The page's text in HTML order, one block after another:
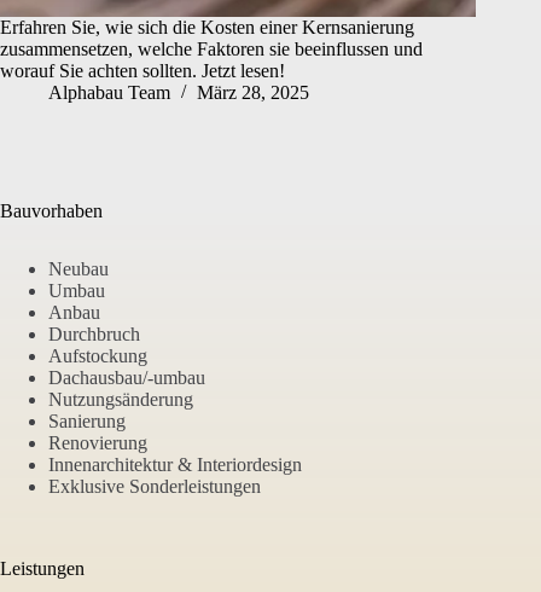
Erfahren Sie, wie sich die Kosten einer Kernsanierung
zusammensetzen, welche Faktoren sie beeinflussen und
worauf Sie achten sollten. Jetzt lesen!
Alphabau Team
März 28, 2025
Bauvorhaben
Neubau
Umbau
Anbau
Durchbruch
Aufstockung
Dachausbau/-umbau
Nutzungsänderung
Sanierung
Renovierung
Innenarchitektur & Interiordesign
Exklusive Sonderleistungen
Leistungen